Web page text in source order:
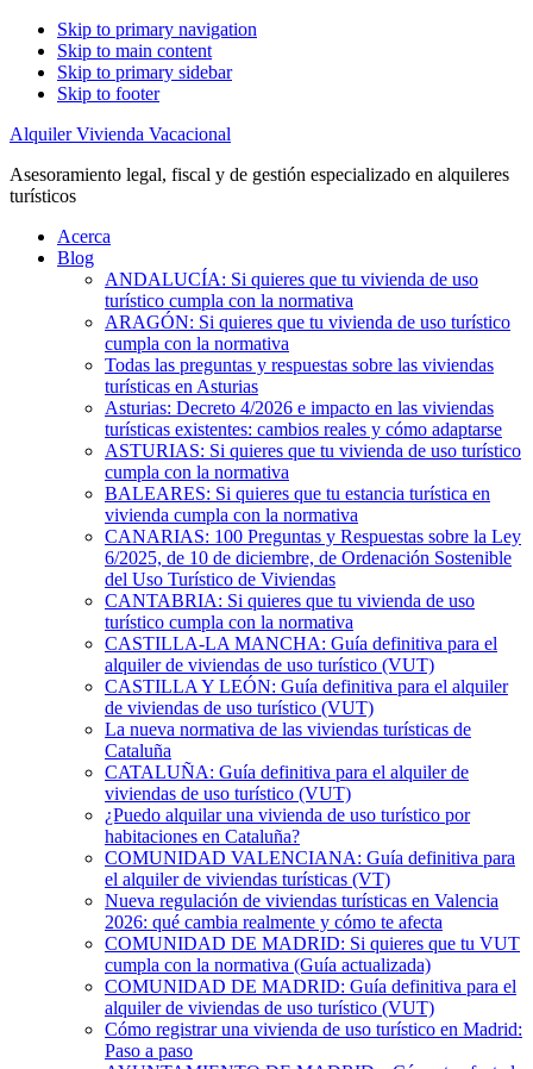
Skip to primary navigation
Skip to main content
Skip to primary sidebar
Skip to footer
Alquiler Vivienda Vacacional
Asesoramiento legal, fiscal y de gestión especializado en alquileres
turísticos
Acerca
Blog
ANDALUCÍA: Si quieres que tu vivienda de uso
turístico cumpla con la normativa
ARAGÓN: Si quieres que tu vivienda de uso turístico
cumpla con la normativa
Todas las preguntas y respuestas sobre las viviendas
turísticas en Asturias
Asturias: Decreto 4/2026 e impacto en las viviendas
turísticas existentes: cambios reales y cómo adaptarse
ASTURIAS: Si quieres que tu vivienda de uso turístico
cumpla con la normativa
BALEARES: Si quieres que tu estancia turística en
vivienda cumpla con la normativa
CANARIAS: 100 Preguntas y Respuestas sobre la Ley
6/2025, de 10 de diciembre, de Ordenación Sostenible
del Uso Turístico de Viviendas
CANTABRIA: Si quieres que tu vivienda de uso
turístico cumpla con la normativa
CASTILLA-LA MANCHA: Guía definitiva para el
alquiler de viviendas de uso turístico (VUT)
CASTILLA Y LEÓN: Guía definitiva para el alquiler
de viviendas de uso turístico (VUT)
La nueva normativa de las viviendas turísticas de
Cataluña
CATALUÑA: Guía definitiva para el alquiler de
viviendas de uso turístico (VUT)
¿Puedo alquilar una vivienda de uso turístico por
habitaciones en Cataluña?
COMUNIDAD VALENCIANA: Guía definitiva para
el alquiler de viviendas turísticas (VT)
Nueva regulación de viviendas turísticas en Valencia
2026: qué cambia realmente y cómo te afecta
COMUNIDAD DE MADRID: Si quieres que tu VUT
cumpla con la normativa (Guía actualizada)
COMUNIDAD DE MADRID: Guía definitiva para el
alquiler de viviendas de uso turístico (VUT)
Cómo registrar una vivienda de uso turístico en Madrid:
Paso a paso